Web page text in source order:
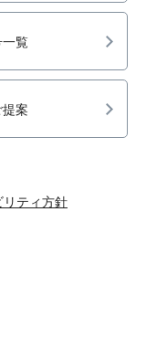
覧
案
リティ方針